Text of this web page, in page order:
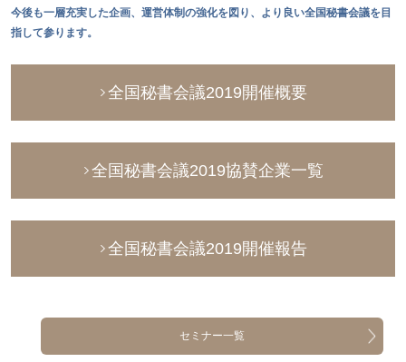
今後も一層充実した企画、運営体制の強化を図り、より良い全国秘書会議を目
指して参ります。
全国秘書会議2019開催概要
全国秘書会議2019協賛企業一覧
全国秘書会議2019開催報告
セミナー一覧